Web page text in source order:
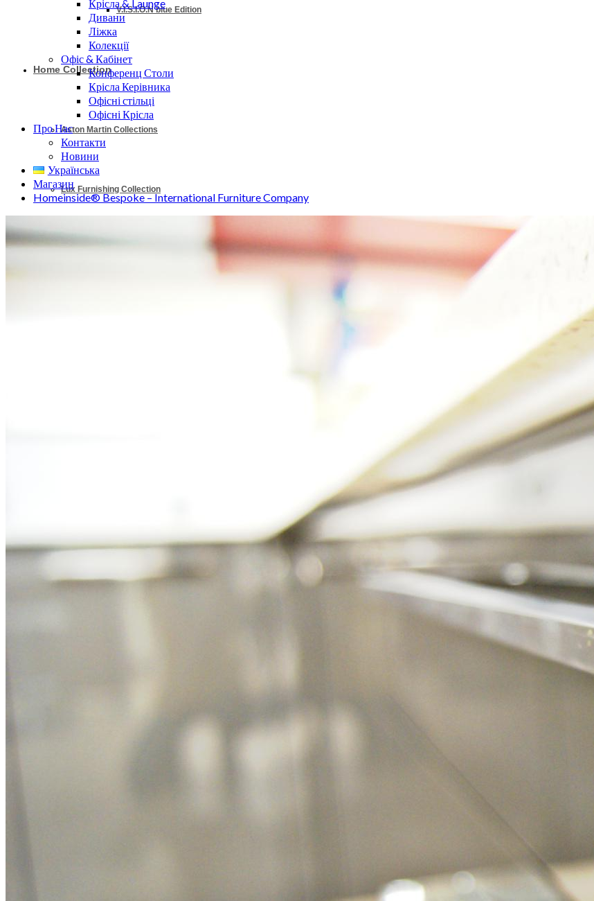
V.I.S.I.O.N blue Edition
Home Collection
Aston Martin Collections
Lux Furnishing Collection
Крісла & Launge
Конференц Столи
Крісла & Launge
Дивани
Ліжка
Колекції
Офіс & Кабінет
Конференц Столи
Крісла Керівника
Офісні стільці
Офісні Крісла
Про Нас
Контакти
Новини
Українська
Магазин
Homeinside® Bespoke – International Furniture Company